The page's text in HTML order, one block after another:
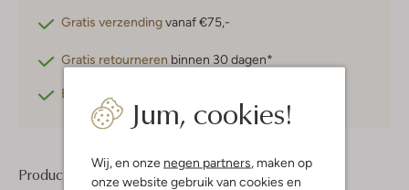
Jum, cookies!
Wij, en onze negen partners, maken op
onze website gebruik van cookies en
Gratis verzendingvanaf €75,-
Gratis retourneren binnen 30 dagen*
Betaal achteraf
Product informatie